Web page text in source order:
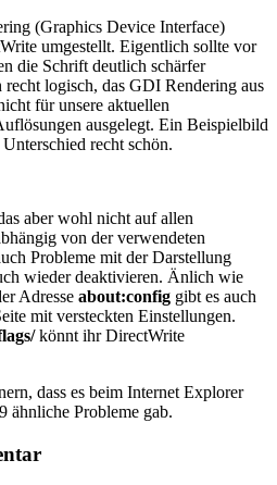
(Graphics Device Interface)
umgestellt. Eigentlich sollte vor
die Schrift deutlich schärfer
logisch, das GDI Rendering aus
für unsere aktuellen
ausgelegt. Ein Beispielbild
recht schön.
aber wohl nicht auf allen
von der verwendeten
Probleme mit der Darstellung
wieder deaktivieren. Änlich wie
Adresse about:config gibt es auch
mit versteckten Einstellungen.
könnt ihr DirectWrite
dass es beim Internet Explorer
ähnliche Probleme gab.